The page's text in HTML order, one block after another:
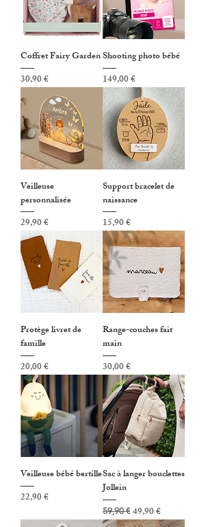
Coffret Fairy Garden
Prix
30,90 €
Shooting photo bébé
Prix
149,00 €
Veilleuse
personnalisée
Prix
29,90 €
Support bracelet de
naissance
Prix
15,90 €
Protège livret de
famille
Prix
20,00 €
Range-couches fait
main
Prix
30,00 €
Veilleuse bébé bertille
Prix
22,90 €
Sac à langer bouclettes
Jollein
Prix original
59,90 € Prix promotionnel
49,90 €